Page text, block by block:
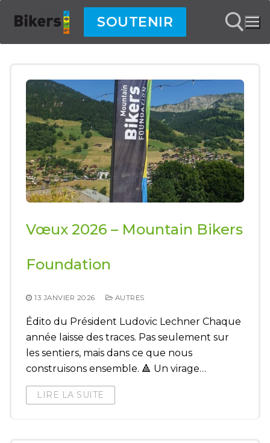
SOUTENIR
Vœux 2026 – Mountain Bikers
Foundation
13 JANVIER 2026 AUTRES
Édito du Président Ludovic Lechner Chaque
année laisse des traces. Pas seulement sur
les sentiers, mais dans ce que nous
construisons ensemble. 🔺 Un virage…
LIRE LA SUITE